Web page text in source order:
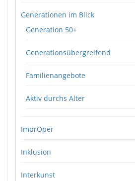
Generationen im Blick
Generation 50+
Generationsübergreifend
Familienangebote
Aktiv durchs Alter
ImprOper
Inklusion
Interkunst